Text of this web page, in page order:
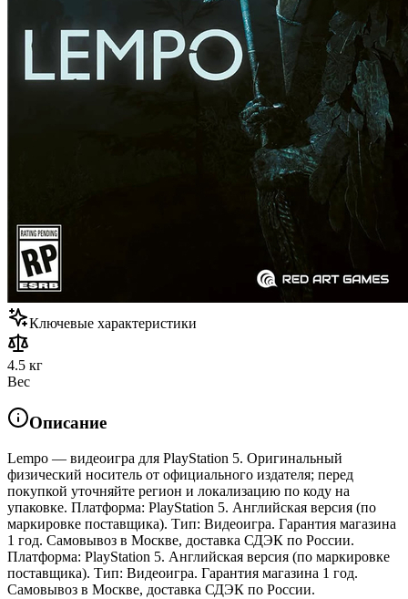
Ключевые характеристики
4.5 кг
Вес
Описание
Lempo — видеоигра для PlayStation 5. Оригинальный
физический носитель от официального издателя; перед
покупкой уточняйте регион и локализацию по коду на
упаковке. Платформа: PlayStation 5. Английская версия (по
маркировке поставщика). Тип: Видеоигра. Гарантия магазина
1 год. Самовывоз в Москве, доставка СДЭК по России.
Платформа: PlayStation 5. Английская версия (по маркировке
поставщика). Тип: Видеоигра. Гарантия магазина 1 год.
Самовывоз в Москве, доставка СДЭК по России.